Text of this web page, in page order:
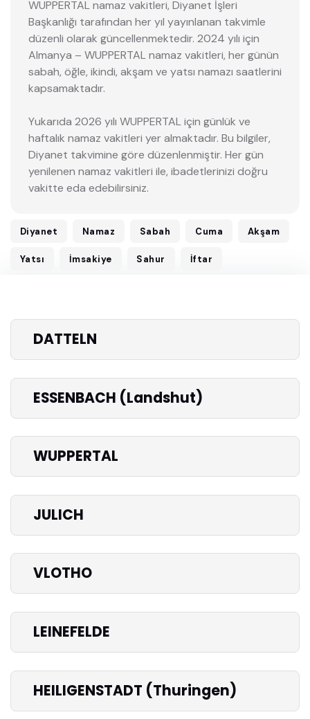
WUPPERTAL namaz vakitleri, Diyanet İşleri
Başkanlığı tarafından her yıl yayınlanan takvimle
düzenli olarak güncellenmektedir. 2024 yılı için
Almanya – WUPPERTAL namaz vakitleri, her günün
sabah, öğle, ikindi, akşam ve yatsı namazı saatlerini
kapsamaktadır.
Yukarıda 2026 yılı WUPPERTAL için günlük ve
haftalık namaz vakitleri yer almaktadır. Bu bilgiler,
Diyanet takvimine göre düzenlenmiştir. Her gün
yenilenen namaz vakitleri ile, ibadetlerinizi doğru
vakitte eda edebilirsiniz.
Diyanet Namaz Sabah Cuma Akşam
Yatsı İmsakiye Sahur İftar
DATTELN
ESSENBACH (Landshut)
WUPPERTAL
JULICH
VLOTHO
LEINEFELDE
HEILIGENSTADT (Thuringen)